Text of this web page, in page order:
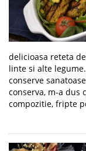
delicioasa reteta
linte si alte
conserve
conserva, m-a dus
compozitie, fripte